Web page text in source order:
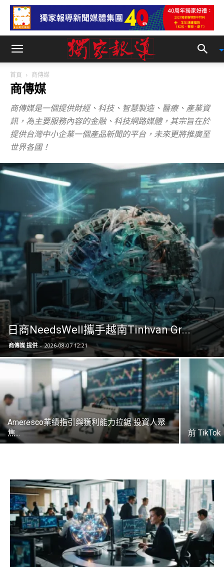
首頁 商傳媒
商傳媒
商傳媒是一個提供財經、科技、智慧製造、醫療、產業資
訊，為主要服務內容的金融、科技網路媒體，其宗旨在於
提供台灣中小企業一個產品新聞的平台，未來更將推廣至
世界各國！
日商NeedsWell攜手越南Tinhvan Gr...
商傳媒 提供 - 2026-08-07 12:21
Ameresco業績指引與獲利能力拉鋸 投資人聚
焦...
前 TikTok